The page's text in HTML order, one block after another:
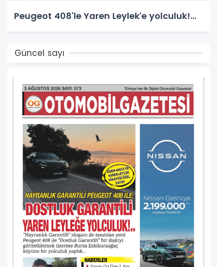
Peugeot 408'le Yaren Leylek'e yolculuk!...
Güncel sayı